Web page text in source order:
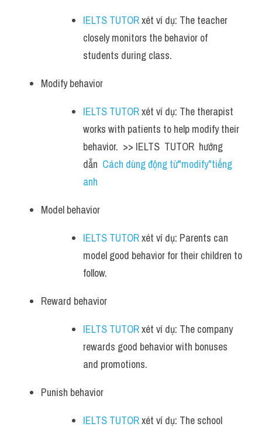
IELTS TUTOR xét ví dụ: The teacher
closely monitors the behavior of
students during class.
Modify behavior
IELTS TUTOR xét ví dụ: The therapist
works with patients to help modify their
behavior.  >> IELTS  TUTOR  hướng
dẫn Cách dùng động từ"modify"tiếng
anh
Model behavior
IELTS TUTOR xét ví dụ: Parents can
model good behavior for their children to
follow.
Reward behavior
IELTS TUTOR xét ví dụ: The company
rewards good behavior with bonuses
and promotions.
Punish behavior
IELTS TUTOR xét ví dụ: The school